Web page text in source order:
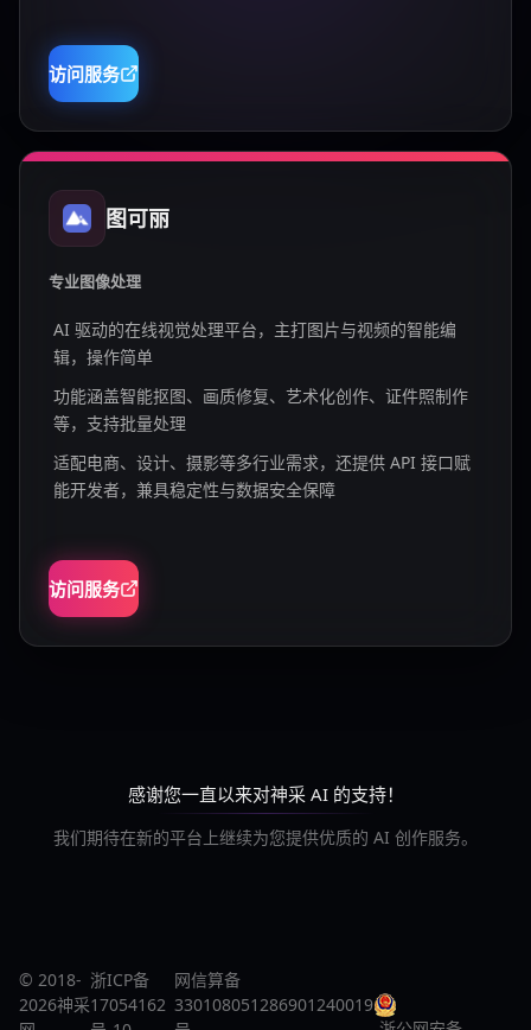
访问服务
图可丽
专业图像处理
AI 驱动的在线视觉处理平台，主打图片与视频的智能编
辑，操作简单
功能涵盖智能抠图、画质修复、艺术化创作、证件照制作
等，支持批量处理
适配电商、设计、摄影等多行业需求，还提供 API 接口赋
能开发者，兼具稳定性与数据安全保障
访问服务
感谢您一直以来对神采 AI 的支持！
我们期待在新的平台上继续为您提供优质的 AI 创作服务。
© 2018-
2026神采
浙ICP备
17054162
网信算备
330108051286901240019